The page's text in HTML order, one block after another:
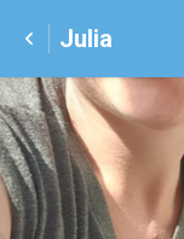
Julia